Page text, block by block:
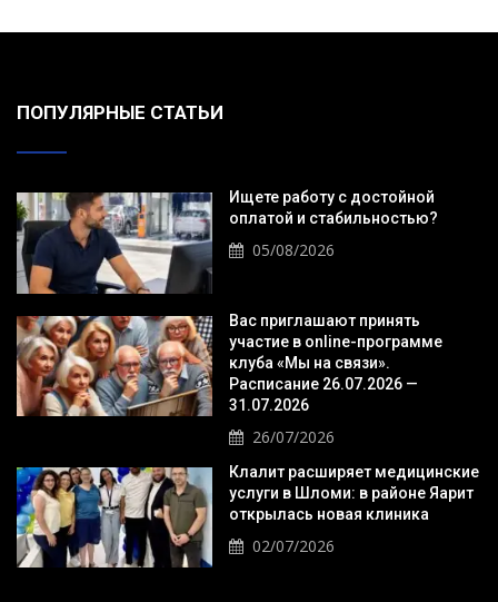
ПОПУЛЯРНЫЕ СТАТЬИ
Ищете работу с достойной
оплатой и стабильностью?
05/08/2026
Вас приглашают принять
участие в online-программе
клуба «Мы на связи».
Расписание 26.07.2026 —
31.07.2026
26/07/2026
Клалит расширяет медицинские
услуги в Шломи: в районе Яарит
открылась новая клиника
02/07/2026